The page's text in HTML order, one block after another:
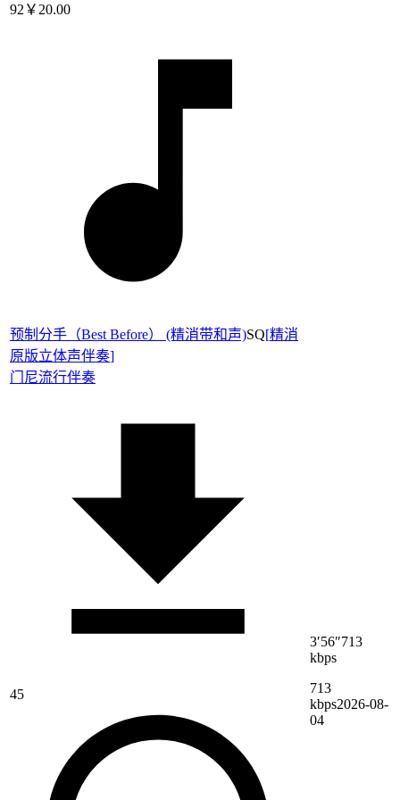
92 ￥20.00
预制分手（Best Before） (精消带和声)SQ[精消
原版立体声伴奏]
门尼流行伴奏
45
3′56″713
kbps
713
kbps2026-08-
04